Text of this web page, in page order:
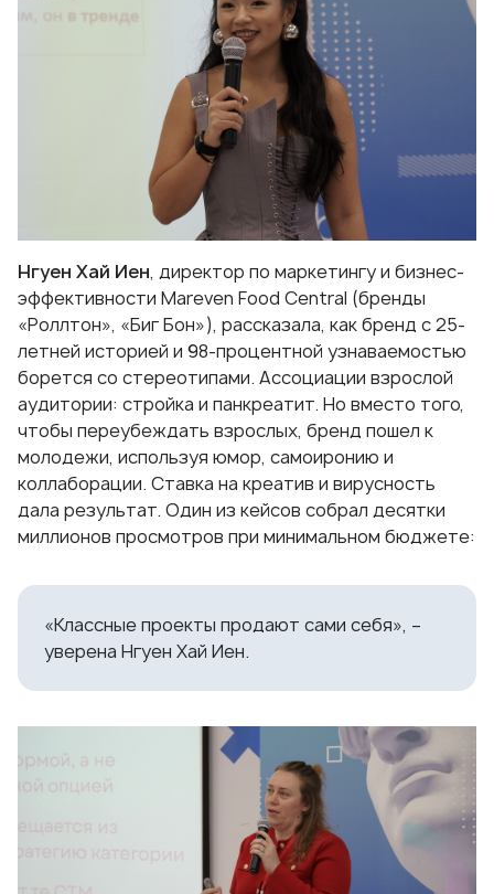
Нгуен Хай Иен, директор по маркетингу и бизнес-
эффективности Mareven Food Central (бренды
«Роллтон», «Биг Бон»), рассказала, как бренд с 25-
летней историей и 98-процентной узнаваемостью
борется со стереотипами. Ассоциации взрослой
аудитории: стройка и панкреатит. Но вместо того,
чтобы переубеждать взрослых, бренд пошел к
молодежи, используя юмор, самоиронию и
коллаборации. Ставка на креатив и вирусность
дала результат. Один из кейсов собрал десятки
миллионов просмотров при минимальном бюджете:
«Классные проекты продают сами себя», –
уверена Нгуен Хай Иен.